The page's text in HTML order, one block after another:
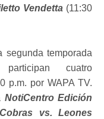
Vendetta (11:30
segunda temporada
cuatro
p.m. por WAPA TV.
NotiCentro Edición
vs. Leones